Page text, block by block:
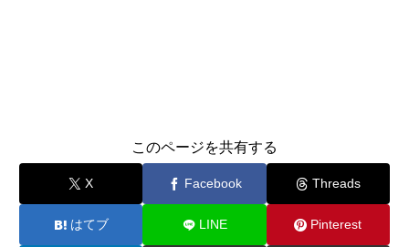
このページを共有する
X Facebook Threads
はてブ LINE Pinterest